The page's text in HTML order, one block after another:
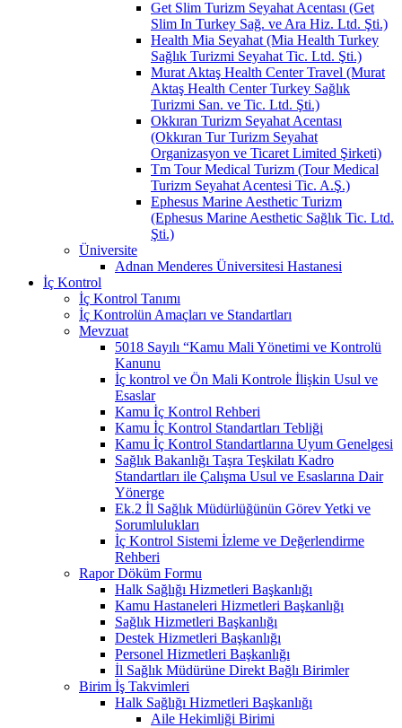
Get Slim Turizm Seyahat Acentası (Get
Slim In Turkey Sağ. ve Ara Hiz. Ltd. Şti.)
Health Mia Seyahat (Mia Health Turkey
Sağlık Turizmi Seyahat Tic. Ltd. Şti.)
Murat Aktaş Health Center Travel (Murat
Aktaş Health Center Turkey Sağlık
Turizmi San. ve Tic. Ltd. Şti.)
Okkıran Turizm Seyahat Acentası
(Okkıran Tur Turizm Seyahat
Organizasyon ve Ticaret Limited Şirketi)
Tm Tour Medical Turizm (Tour Medical
Turizm Seyahat Acentesi Tic. A.Ş.)
Ephesus Marine Aesthetic Turizm
(Ephesus Marine Aesthetic Sağlık Tic. Ltd.
Şti.)
Üniversite
Adnan Menderes Üniversitesi Hastanesi
İç Kontrol
İç Kontrol Tanımı
İç Kontrolün Amaçları ve Standartları
Mevzuat
5018 Sayılı “Kamu Mali Yönetimi ve Kontrolü
Kanunu
İç kontrol ve Ön Mali Kontrole İlişkin Usul ve
Esaslar
Kamu İç Kontrol Rehberi
Kamu İç Kontrol Standartları Tebliği
Kamu İç Kontrol Standartlarına Uyum Genelgesi
Sağlık Bakanlığı Taşra Teşkilatı Kadro
Standartları ile Çalışma Usul ve Esaslarına Dair
Yönerge
Ek.2 İl Sağlık Müdürlüğünün Görev Yetki ve
Sorumlulukları
İç Kontrol Sistemi İzleme ve Değerlendirme
Rehberi
Rapor Döküm Formu
Halk Sağlığı Hizmetleri Başkanlığı
Kamu Hastaneleri Hizmetleri Başkanlığı
Sağlık Hizmetleri Başkanlığı
Destek Hizmetleri Başkanlığı
Personel Hizmetleri Başkanlığı
İl Sağlık Müdürüne Direkt Bağlı Birimler
Birim İş Takvimleri
Halk Sağlığı Hizmetleri Başkanlığı
Aile Hekimliği Birimi